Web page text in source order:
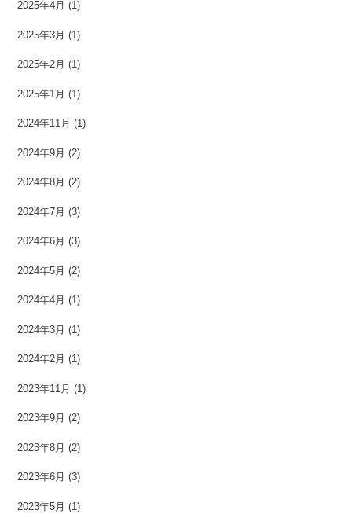
2025年4月 (1)
2025年3月 (1)
2025年2月 (1)
2025年1月 (1)
2024年11月 (1)
2024年9月 (2)
2024年8月 (2)
2024年7月 (3)
2024年6月 (3)
2024年5月 (2)
2024年4月 (1)
2024年3月 (1)
2024年2月 (1)
2023年11月 (1)
2023年9月 (2)
2023年8月 (2)
2023年6月 (3)
2023年5月 (1)